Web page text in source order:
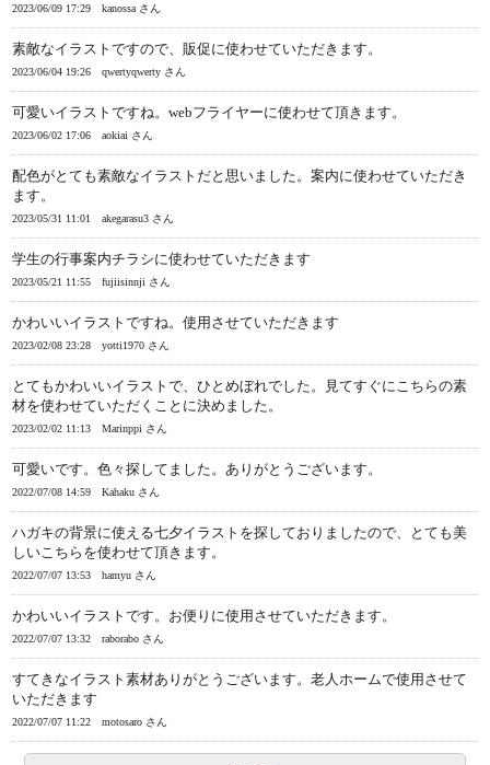
2023/06/09 17:29 kanossa さん
素敵なイラストですので、販促に使わせていただきます。
2023/06/04 19:26 qwertyqwerty さん
可愛いイラストですね。webフライヤーに使わせて頂きます。
2023/06/02 17:06 aokiai さん
配色がとても素敵なイラストだと思いました。案内に使わせていただき
ます。
2023/05/31 11:01 akegarasu3 さん
学生の行事案内チラシに使わせていただきます
2023/05/21 11:55 fujiisinnji さん
かわいいイラストですね。使用させていただきます
2023/02/08 23:28 yotti1970 さん
とてもかわいいイラストで、ひとめぼれでした。見てすぐにこちらの素
材を使わせていただくことに決めました。
2023/02/02 11:13 Marinppi さん
可愛いです。色々探してました。ありがとうございます。
2022/07/08 14:59 Kahaku さん
ハガキの背景に使える七夕イラストを探しておりましたので、とても美
しいこちらを使わせて頂きます。
2022/07/07 13:53 hamyu さん
かわいいイラストです。お便りに使用させていただきます。
2022/07/07 13:32 raborabo さん
すてきなイラスト素材ありがとうございます。老人ホームで使用させて
いただきます
2022/07/07 11:22 motosaro さん